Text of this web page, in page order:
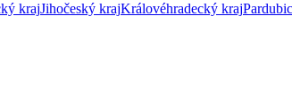
krajJihočeský krajKrálovéhradecký kraj